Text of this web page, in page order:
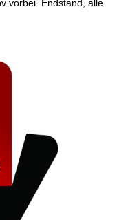
vorbei. Endstand, alle